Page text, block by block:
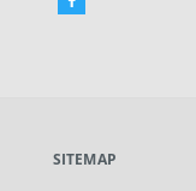
new
SITEMAP